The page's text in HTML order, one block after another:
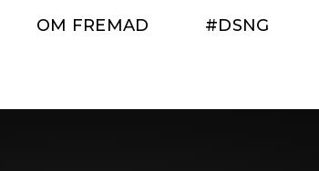
OM FREMAD #DSNG